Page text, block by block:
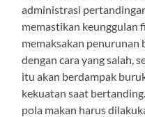
administrasi
memastikan keunggulan
memaksakan penurunan
dengan cara yang salah,
itu akan berdampak
kekuatan saat
pola makan harus